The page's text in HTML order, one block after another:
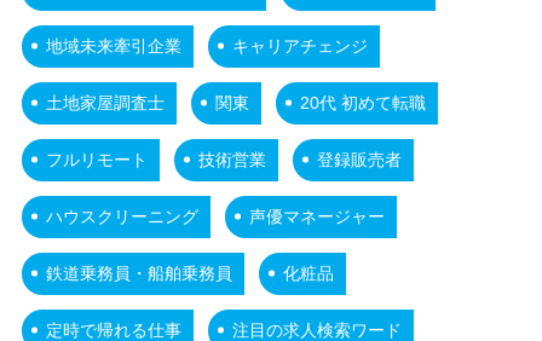
地域未来牽引企業 キャリアチェンジ
土地家屋調査士 関東 20代 初めて転職
フルリモート 技術営業 登録販売者
ハウスクリーニング 声優マネージャー
鉄道乗務員・船舶乗務員 化粧品
定時で帰れる仕事 注目の求人検索ワード